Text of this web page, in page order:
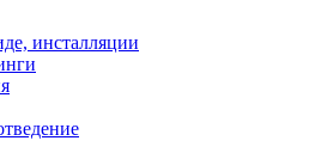
инсталляции